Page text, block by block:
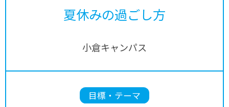
夏休みの過ごし方
小倉キャンパス
目標・テーマ